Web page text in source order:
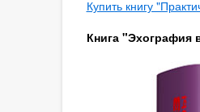
Купить книгу
Книга "Эхография